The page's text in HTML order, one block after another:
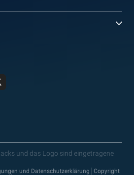
und das Logo sind eingetragene
und Datenschutzerklärung
Copyright